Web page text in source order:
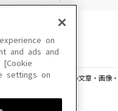
に掲載されている一切の文章・画像
on
and ads and
settings on